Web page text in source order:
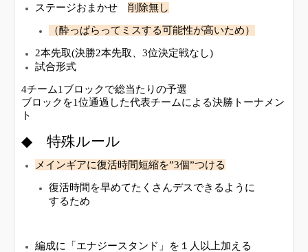
ステージおまかせ 削除無し
（酔っぱらってミスする可能性が高いため）
2本先取(決勝2本先取、3位決定戦なし)
試合形式
4チーム1ブロックで総当たりの予選
ブロックを1位通過した代表チームによる決勝トーナメン
ト
◆ 特殊ルール
メインギアに復活時間短縮を”3個”つける
復活時間を早めてたくさんデスできるように
するため
編成に「エナジースタンド」を１人以上加える